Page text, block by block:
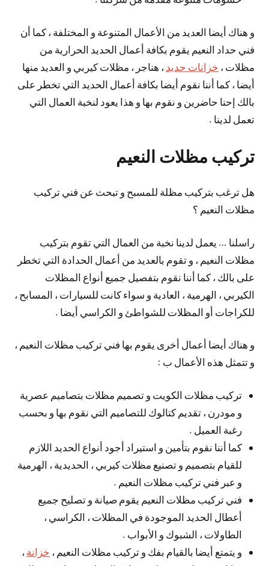
و هناك أيضا العديد من الأعمال المتنوعة و المختلفة ، كما أن
فني حداد النعيم يقوم بكافة أعمال الحديد الحرارية من
مظلات ، خزانات حديد ، هناجر ، مظلات كيربي و العديد منها
أيضا ، كما أننا نقوم أيضا بكافة أعمال الحديد التي تخطر على
بالك إحنا حاضرين و نقوم بها و هذا يعود لنخبة العمال التي
تعمل لدينا .
تركيب مظلات النعيم
هل ترغب بتركيب مظلة للمسبح و تبحث عن فني تركيب
مظلات النعيم ؟
راسلنا … يعمل لدينا نخبة من العمال التي تقوم بتركيب
مظلات النعيم ، و تقوم بالعديد من أعمال الحدادة التي تخطر
على بالك ، كما أننا نقوم بتفصيل جميع أنواع المظلات
الكيربي ، الهرمية ، العادية و سواء كانت للسيارات ، المسابح ،
للكراجات أو المظلات للشواطئ و الكراسي أيضا .
و هناك أيضا أعمال أخرى يقوم بها فني تركيب مظلات النعيم ،
و تتمثل هذه الأعمال ب :
تركيب مظلات الكويت و تصميم مظلات بتصاميم عصرية
و مودرن ، تقديم كتالوك للتصاميم التي نقوم بها و بحسب
رغبة العميل .
كما أننا نقوم بتأمين و استيراد أجود أنواع الحديد اللازم
للقيام بتصميم و تصنيع مظلات كيربي ، الحديدية ، الهرمية
و عبر فني تركيب مظلات النعيم .
فني تركيب مظلات النعيم يقوم صيانة و تصليح جميع
أعطال الحديد الموجودة في المظلات ، الكراسي ،
الطاولات ، الشبوك و الأبواب .
و يتمتع أيضا بالقيام بفك و تركيب مظلات النعيم ، خزانة ،